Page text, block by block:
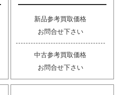
新品参考買取価格
お問合せ下さい
中古参考買取価格
お問合せ下さい